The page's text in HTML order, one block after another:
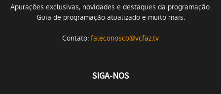
Apurações exclusivas, novidades e destaques da programação.
Guia de programação atualizado e muito mais.
Contato: faleconosco@vcfaz.tv
SIGA-NOS